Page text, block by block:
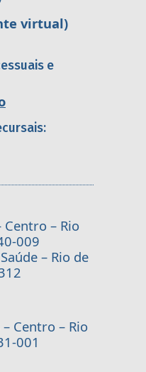
virtual)
e
– Rio
009
– Rio de
Centro – Rio
001